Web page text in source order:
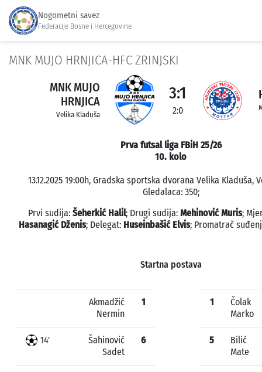
Nogometni savez
Federacije Bosne i Hercegovine
MNK MUJO HRNJICA-HFC ZRINJSKI
MNK MUJO
HRNJICA
Velika Kladuša
3:1
2:0
Prva futsal liga FBiH 25/26
10. kolo
13.12.2025 19:00h, Gradska sportska dvorana Velika Kladuša,
Gledalaca: 350;
Prvi sudija: Šeherkić Halil; Drugi sudija: Mehinović Muris;
Hasanagić Dženis; Delegat: Huseinbašić Elvis; Promatrač
Startna postava
Akmadžić
Nermin
1
14'
Šahinović
Sadet
6
1
Čolak
Marko
5
Bilić
Mate